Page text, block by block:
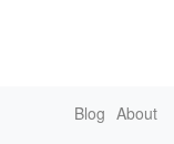
Blog About